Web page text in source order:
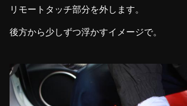
リモートタッチ部分を外します。
後方から少しずつ浮かすイメージで。